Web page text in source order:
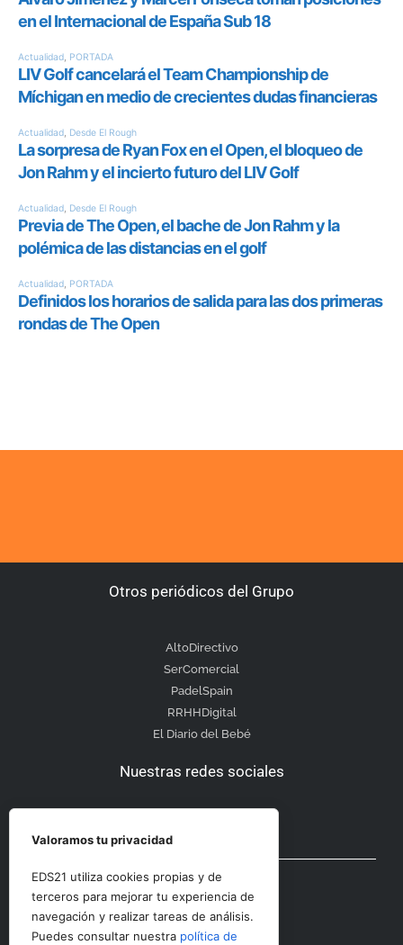
Otros periódicos del Grupo
AltoDirectivo
SerComercial
PadelSpain
RRHHDigital
El Diario del Bebé
Nuestras redes sociales
Otras secciones
Contacto
Valoramos tu privacidad
EDS21 utiliza cookies propias y de
terceros para mejorar tu experiencia de
navegación y realizar tareas de análisis.
Puedes consultar nuestra política de